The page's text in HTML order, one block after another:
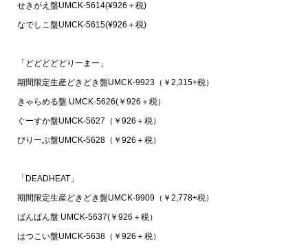
せきがえ盤UMCK-5614(¥926＋税)
なでしこ盤UMCK-5615(¥926＋税)
「どどどどどりーまー」
期間限定生産どきどき盤UMCK-9923（￥2,315+税）
きゃらめる盤 UMCK-5626(￥926＋税）
ぐーすか盤UMCK-5627（￥926＋税）
びりーぶ盤UMCK-5628（￥926＋税）
「DEADHEAT」
期間限定生産どきどき盤UMCK-9909（￥2,778+税）
ばんばん盤 UMCK-5637(￥926＋税）
はつこい盤UMCK-5638（￥926＋税）